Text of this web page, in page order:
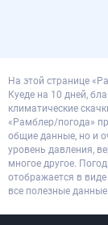
На этой странице
Куеде на 10 дней,
климатические
«Рамблер/погода»
общие данные, но и
уровень давления,
многое другое.
отображается в
все полезные